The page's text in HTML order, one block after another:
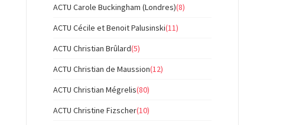
ACTU Carole Buckingham (Londres)(8)
ACTU Cécile et Benoit Palusinski(11)
ACTU Christian Brûlard(5)
ACTU Christian de Maussion(12)
ACTU Christian Mégrelis(80)
ACTU Christine Fizscher(10)